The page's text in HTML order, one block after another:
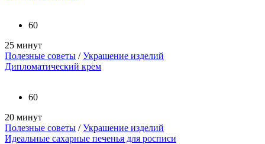
60
25 минут
Полезные советы /Украшение изделий
Дипломатический крем
60
20 минут
Полезные советы /Украшение изделий
Идеальные сахарные печенья для росписи